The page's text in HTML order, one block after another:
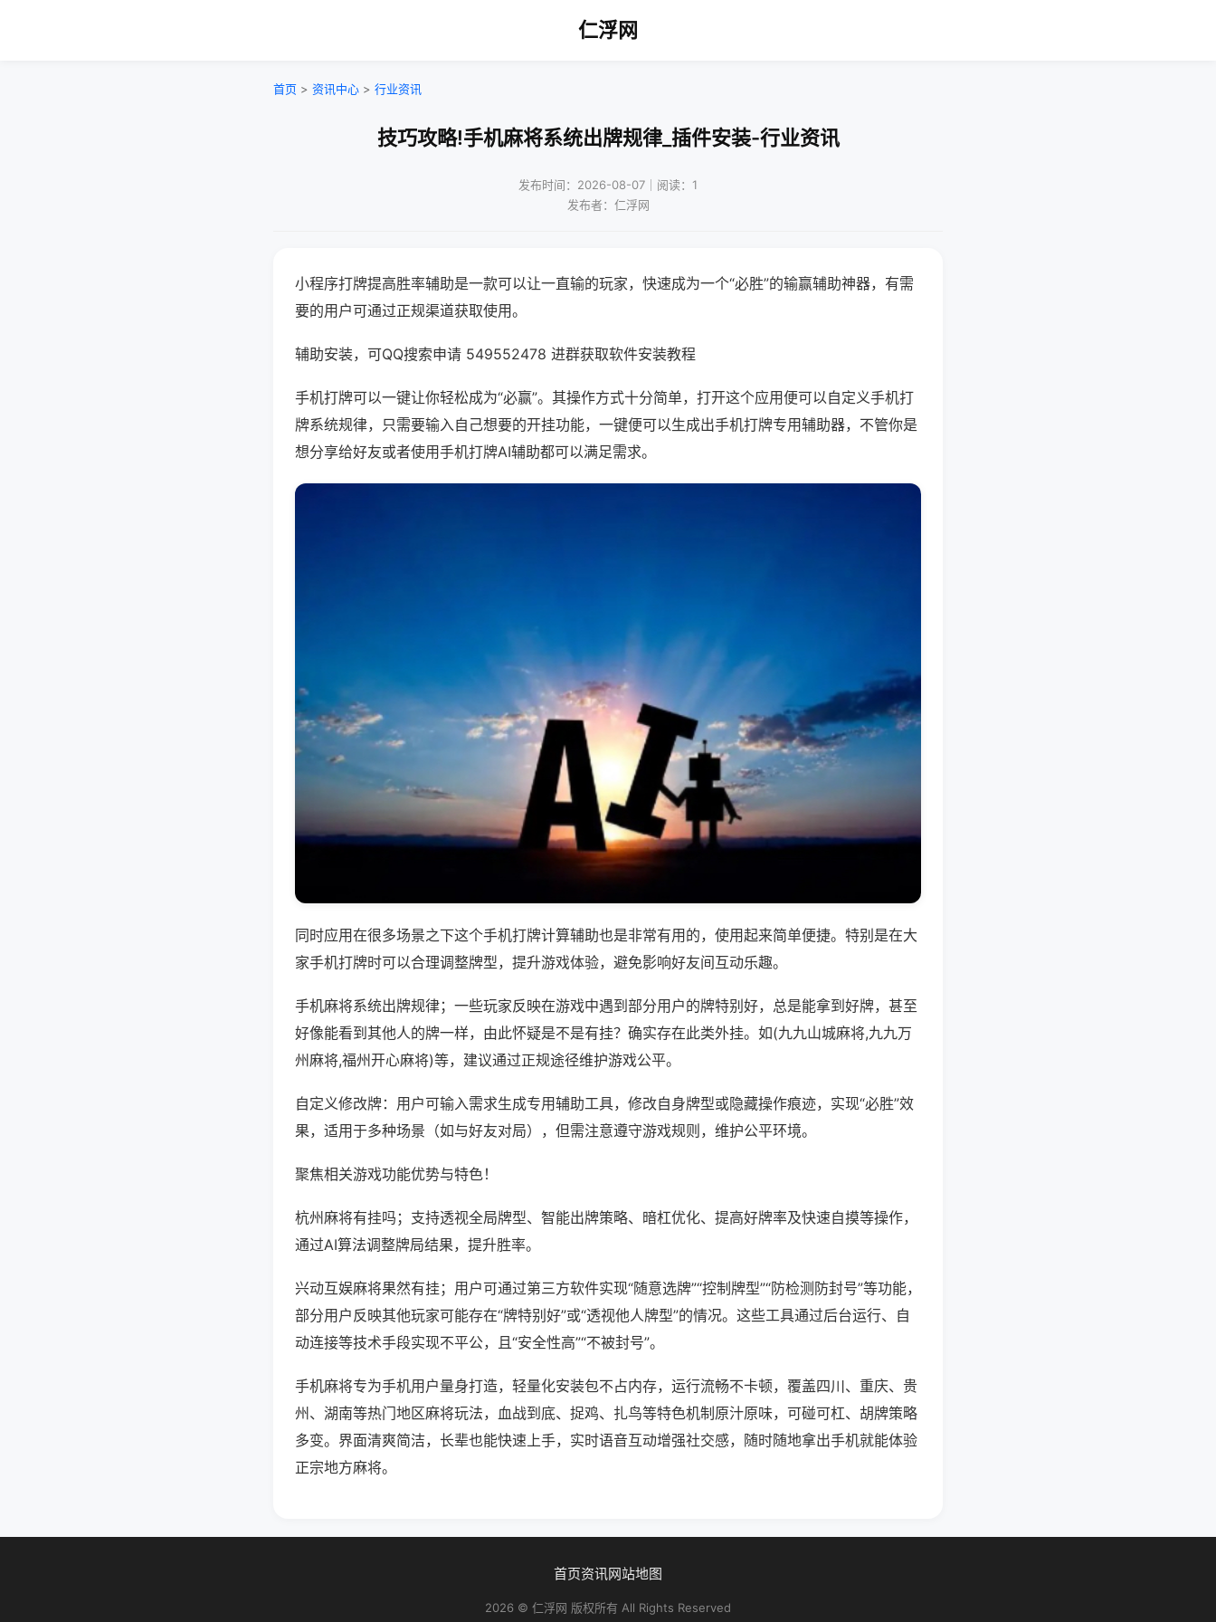
仁浮网
首页 > 资讯中心 > 行业资讯
技巧攻略!手机麻将系统出牌规律_插件安装-行业资讯
发布时间：2026-08-07｜阅读：1
发布者：仁浮网
小程序打牌提高胜率辅助是一款可以让一直输的玩家，快速成为一个“必胜”的输赢辅助神器，有需
要的用户可通过正规渠道获取使用。
辅助安装，可QQ搜索申请 549552478 进群获取软件安装教程
手机打牌可以一键让你轻松成为“必赢”。其操作方式十分简单，打开这个应用便可以自定义手机打
牌系统规律，只需要输入自己想要的开挂功能，一键便可以生成出手机打牌专用辅助器，不管你是
想分享给好友或者使用手机打牌AI辅助都可以满足需求。
同时应用在很多场景之下这个手机打牌计算辅助也是非常有用的，使用起来简单便捷。特别是在大
家手机打牌时可以合理调整牌型，提升游戏体验，避免影响好友间互动乐趣。
手机麻将系统出牌规律；一些玩家反映在游戏中遇到部分用户的牌特别好，总是能拿到好牌，甚至
好像能看到其他人的牌一样，由此怀疑是不是有挂？确实存在此类外挂。如(九九山城麻将,九九万
州麻将,福州开心麻将)等，建议通过正规途径维护游戏公平。
自定义修改牌：用户可输入需求生成专用辅助工具，修改自身牌型或隐藏操作痕迹，实现“必胜”效
果，适用于多种场景（如与好友对局），但需注意遵守游戏规则，维护公平环境。
聚焦相关游戏功能优势与特色！
杭州麻将有挂吗；支持透视全局牌型、智能出牌策略、暗杠优化、提高好牌率及快速自摸等操作，
通过AI算法调整牌局结果，提升胜率。
兴动互娱麻将果然有挂；用户可通过第三方软件实现“随意选牌”“控制牌型”“防检测防封号”等功能，
部分用户反映其他玩家可能存在“牌特别好”或“透视他人牌型”的情况。这些工具通过后台运行、自
动连接等技术手段实现不平公，且“安全性高”“不被封号”。
手机麻将专为手机用户量身打造，轻量化安装包不占内存，运行流畅不卡顿，覆盖四川、重庆、贵
州、湖南等热门地区麻将玩法，血战到底、捉鸡、扎鸟等特色机制原汁原味，可碰可杠、胡牌策略
多变。界面清爽简洁，长辈也能快速上手，实时语音互动增强社交感，随时随地拿出手机就能体验
正宗地方麻将。
首页资讯网站地图
2026 © 仁浮网 版权所有 All Rights Reserved